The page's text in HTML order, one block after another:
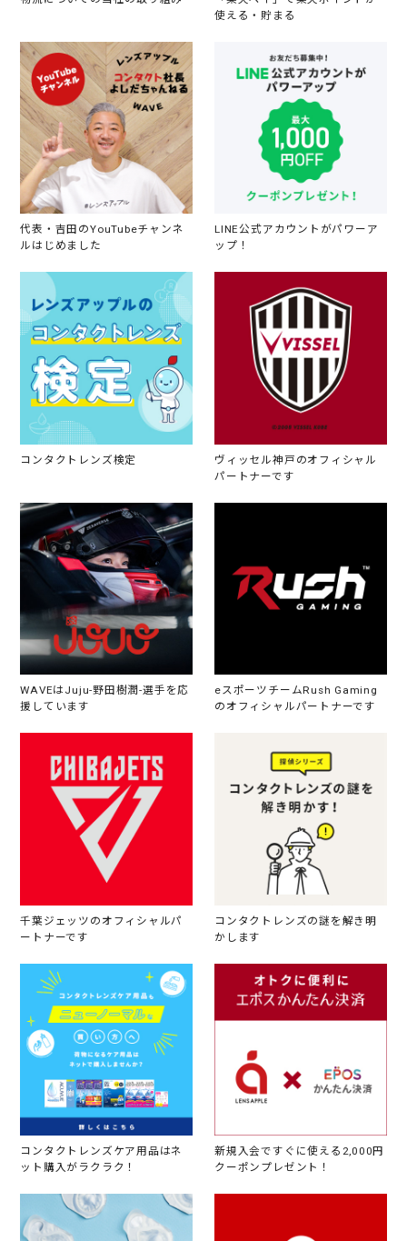
使える・貯まる
代表・吉田のYouTubeチャンネ
ルはじめました
LINE公式アカウントがパワーア
ップ！
コンタクトレンズ検定
ヴィッセル神戸のオフィシャル
パートナーです
WAVEはJuju-野田樹潤-選手を応
援しています
eスポーツチームRush Gaming
のオフィシャルパートナーです
千葉ジェッツのオフィシャルパ
ートナーです
コンタクトレンズの謎を解き明
かします
コンタクトレンズケア用品はネ
ット購入がラクラク！
新規入会ですぐに使える2,000円
クーポンプレゼント！